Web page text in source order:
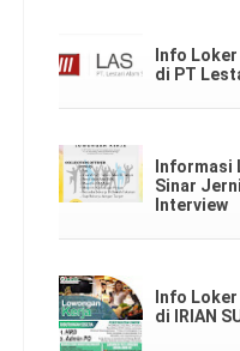
Info
di PT
Informasi
Sinar
Interview
Info
di IRIAN